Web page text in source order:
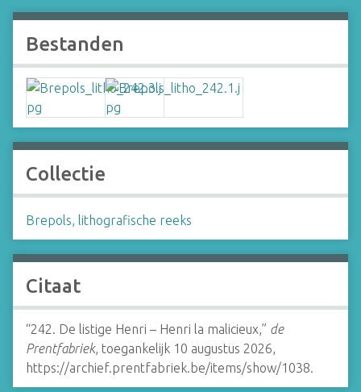
Bestanden
Collectie
Brepols, lithografische reeks
Citaat
“242. De listige Henri – Henri la malicieux,” de
Prentfabriek, toegankelijk 10 augustus 2026,
https://archief.prentfabriek.be/items/show/1038.